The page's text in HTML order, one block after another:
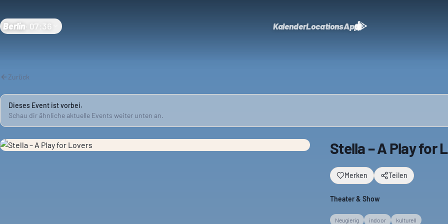
Berlin 07:36 KalenderLocationsApp
Zurück
Dieses Event ist vorbei.
Schau dir ähnliche aktuelle Events weiter unten an.
Stella – A Play for
Merken Teilen
Theater & Show
Neugierig indoor kulturell